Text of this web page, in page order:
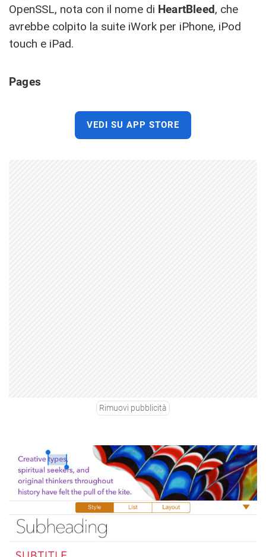
OpenSSL, nota con il nome di HeartBleed, che
avrebbe colpito la suite iWork per iPhone, iPod
touch e iPad.
Pages
VEDI SU APP STORE
Rimuovi pubblicità